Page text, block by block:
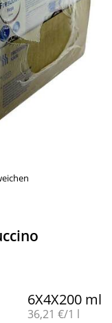
6X4X200 ml
Grundpreis:
36,21 €/1 l